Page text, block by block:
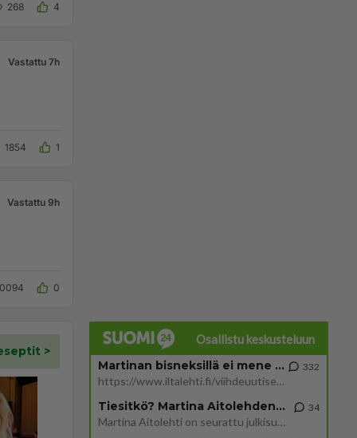
268 4
Vastattu 7h
1854 1
Vastattu 9h
0
Osallistu keskusteluun
Martinan bisneksillä ei mene hyvin
https://www.iltalehti.fi/viihdeuutiset/a/c46da6ab-340f-4790-aaa7-0865eed2336 Yrityksen konkurssihakemus on tullut kärä
332
Tiesitkö? Martina Aitolehden isäpuoli on tämä suosittu laulaja
Martina Aitolehti on seurattu julkisuuden henkilö. Lähipiiriin mahtuu muitakin tunnettuja henkilöitä. Tiesitkö, että Ma
34